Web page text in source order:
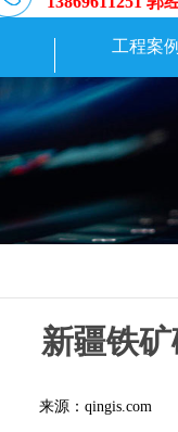
工程案例
新疆铁
来源：qingis.com